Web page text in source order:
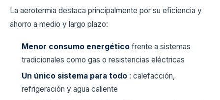
La aerotermia destaca principalmente por su eficiencia y
ahorro a medio y largo plazo:
Menor consumo energético frente a sistemas
tradicionales como gas o resistencias eléctricas
Un único sistema para todo : calefacción,
refrigeración y agua caliente